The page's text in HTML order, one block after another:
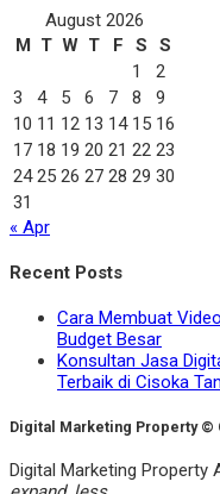
August 2026
M T W T F S
S
1
2
3
4 5 6 7 8
9
10 11 12 13 14 15 16
17 18 19 20 21 22 23
24 25 26 27 28 29 30
31
« Apr
Recent Posts
Cara Membuat
Budget Besar
Konsultan Jasa
Terbaik di Cisoka
Digital Marketing Property ©
Digital Marketing Property